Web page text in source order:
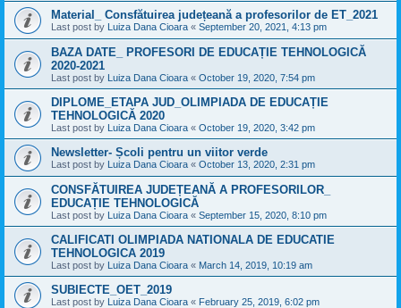
Material_ Consfătuirea județeană a profesorilor de ET_2021
Last post by Luiza Dana Cioara « September 20, 2021, 4:13 pm
BAZA DATE_ PROFESORI DE EDUCAȚIE TEHNOLOGICĂ
2020-2021
Last post by Luiza Dana Cioara « October 19, 2020, 7:54 pm
DIPLOME_ETAPA JUD_OLIMPIADA DE EDUCAȚIE
TEHNOLOGICĂ 2020
Last post by Luiza Dana Cioara « October 19, 2020, 3:42 pm
Newsletter- Școli pentru un viitor verde
Last post by Luiza Dana Cioara « October 13, 2020, 2:31 pm
CONSFĂTUIREA JUDEȚEANĂ A PROFESORILOR_
EDUCAȚIE TEHNOLOGICĂ
Last post by Luiza Dana Cioara « September 15, 2020, 8:10 pm
CALIFICATI OLIMPIADA NATIONALA DE EDUCATIE
TEHNOLOGICA 2019
Last post by Luiza Dana Cioara « March 14, 2019, 10:19 am
SUBIECTE_OET_2019
Last post by Luiza Dana Cioara « February 25, 2019, 6:02 pm